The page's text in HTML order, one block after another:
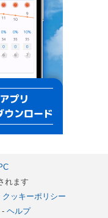
れます
クッキーポリシー
ヘルプ